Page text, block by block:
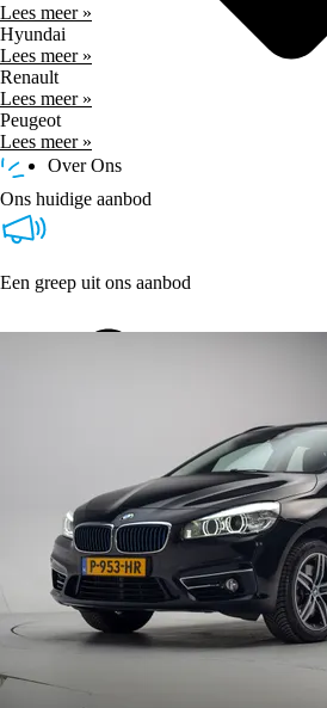
Over Ons
Lees meer »
Hyundai
Lees meer »
Renault
Lees meer »
Peugeot
Lees meer »
Ons huidige aanbod
Een greep uit ons aanbod